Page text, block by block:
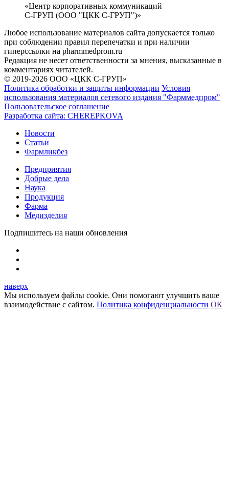
«Центр корпоративных коммуникаций
С-ГРУП (ООО "ЦКК С-ГРУП")»
Любое использование материалов сайта допускается только
при соблюдении правил перепечатки и при наличии
гиперссылки на pharmmedprom.ru
Редакция не несет ответственности за мнения, высказанные в
комментариях читателей.
© 2019-2026 ООО «ЦКК С-ГРУП»
Политика обработки и защиты информации Условия
использования материалов сетевого издания "Фарммедпром"
Пользовательское соглашение
Разработка сайта: CHEREPKOVA
Новости
Статьи
Фармликбез
Предприятия
Добрые дела
Наука
Продукция
Фарма
Медизделия
Подпишитесь на наши обновления
наверх
Мы используем файлы cookie. Они помогают улучшить ваше
взаимодействие с сайтом. Политика конфиденциальности ОК